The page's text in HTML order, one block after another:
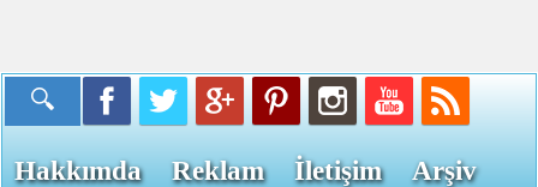
Hakkımda Reklam İletişim Arşiv